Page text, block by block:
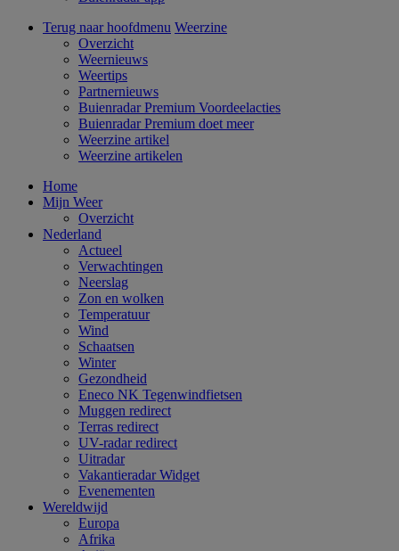
Terug naar hoofdmenu Weerzine
Overzicht
Weernieuws
Weertips
Partnernieuws
Buienradar Premium Voordeelacties
Buienradar Premium doet meer
Weerzine artikel
Weerzine artikelen
Home
Mijn Weer
Overzicht
Nederland
Actueel
Verwachtingen
Neerslag
Zon en wolken
Temperatuur
Wind
Schaatsen
Winter
Gezondheid
Eneco NK Tegenwindfietsen
Muggen redirect
Terras redirect
UV-radar redirect
Uitradar
Vakantieradar Widget
Evenementen
Wereldwijd
Europa
Afrika